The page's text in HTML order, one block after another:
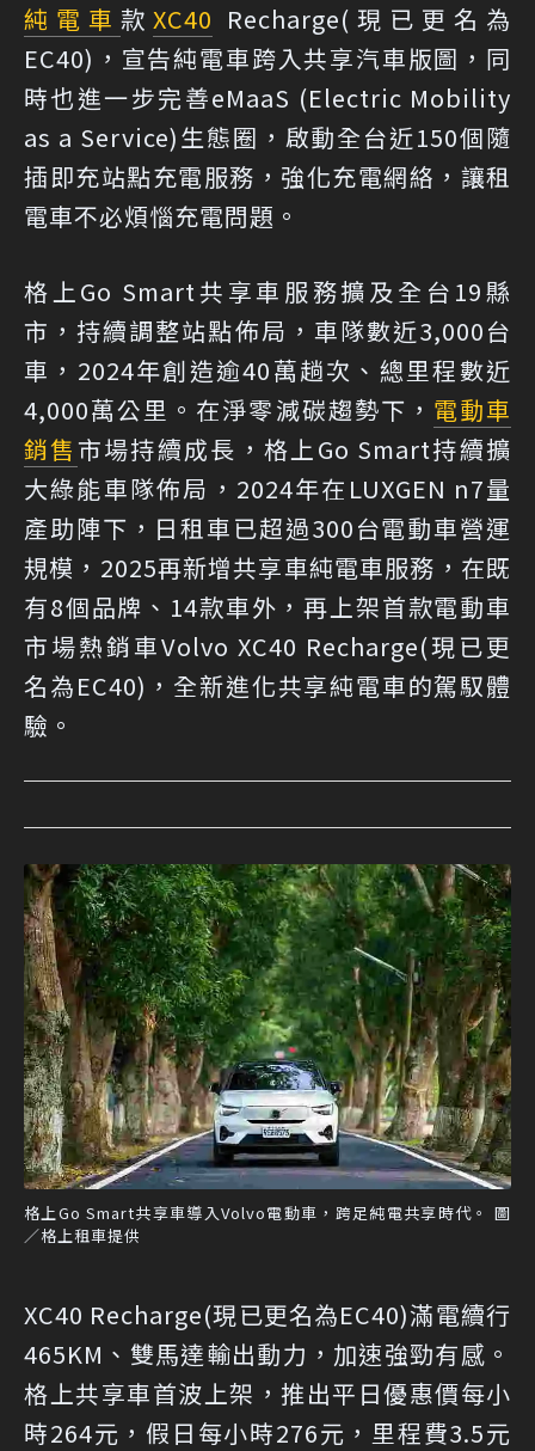
純電車款XC40 Recharge(現已更名為
EC40)，宣告純電車跨入共享汽車版圖，同
時也進一步完善eMaaS (Electric Mobility
as a Service)生態圈，啟動全台近150個隨
插即充站點充電服務，強化充電網絡，讓租
電車不必煩惱充電問題。
格上Go Smart共享車服務擴及全台19縣
市，持續調整站點佈局，車隊數近3,000台
車，2024年創造逾40萬趟次、總里程數近
4,000萬公里。在淨零減碳趨勢下， 電動車
銷售市場持續成長，格上Go Smart持續擴
大綠能車隊佈局，2024年在LUXGEN n7量
產助陣下，日租車已超過300台電動車營運
規模，2025再新增共享車純電車服務，在既
有8個品牌、14款車外，再上架首款電動車
市場熱銷車Volvo XC40 Recharge(現已更
名為EC40)，全新進化共享純電車的駕馭體
驗。
格上Go Smart共享車導入Volvo電動車，跨足純電共享時代。 圖
／格上租車提供
XC40 Recharge(現已更名為EC40)滿電續行
465KM、雙馬達輸出動力，加速強勁有感。
格上共享車首波上架，推出平日優惠價每小
時264元，假日每小時276元，里程費3.5元